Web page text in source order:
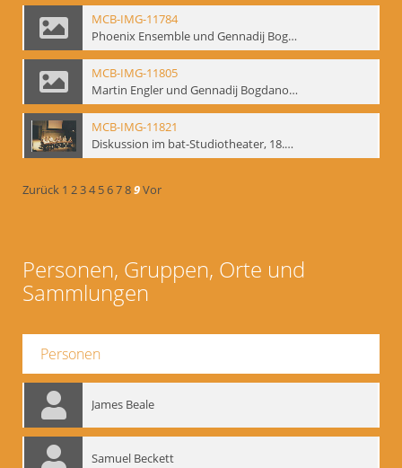
MCB-IMG-11784
Phoenix Ensemble und Gennadij Bogdanow; BM-img-105-10
MCB-IMG-11805
Martin Engler und Gennadij Bogdanow; BM-img-113
MCB-IMG-11821
Diskussion im bat-Studiotheater, 18.09.1995; BM-img-127-3
Zurück 1 234 56789Vor
Personen, Gruppen, Orte und
Sammlungen
Personen
James Beale
Samuel Beckett